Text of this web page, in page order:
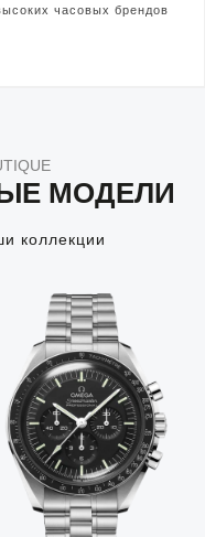
часовых брендов
МОДЕЛИ
коллекции